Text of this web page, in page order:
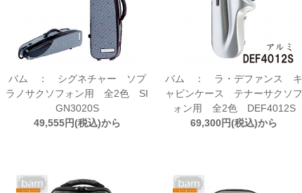
バム ： シグネチャー ソプ
ラノサクソフォン用 全2色 SI
GN3020S
49,555円(税込)から
バム ： ラ・デファンス キ
ャビンケース テナーサクソフ
ォン用 全2色 DEF4012S
69,300円(税込)から